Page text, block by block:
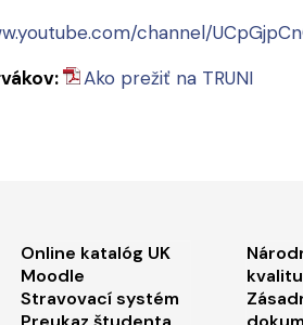
channel/
Ako prežiť na TRUNI
1
Footer menu 2
Online katalóg UK
Moodle
Stravovací systém
kvalitu